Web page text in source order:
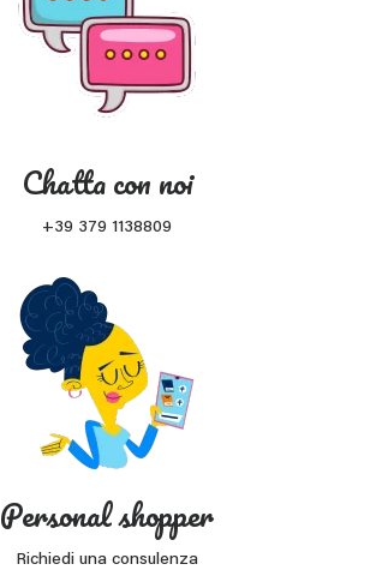
Chatta con noi
+39 379 1138809
Personal shopper
Richiedi una consulenza